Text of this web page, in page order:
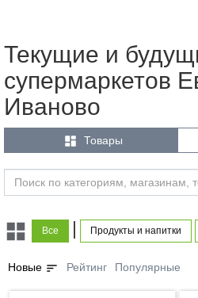
Текущие и
супермаркетов
Иваново
 Товары
Все | Продукты и напитки
Новые sort Рейтинг Популярные